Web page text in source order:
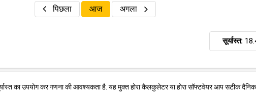
पिछला आज अगला
सूर्यास्त:
का उपयोग कर गणना की आवश्यकता है. यह मुक्त होरा कैलकुलेटर या होरा सॉफ्टवेयर आप सटीक दैनिक